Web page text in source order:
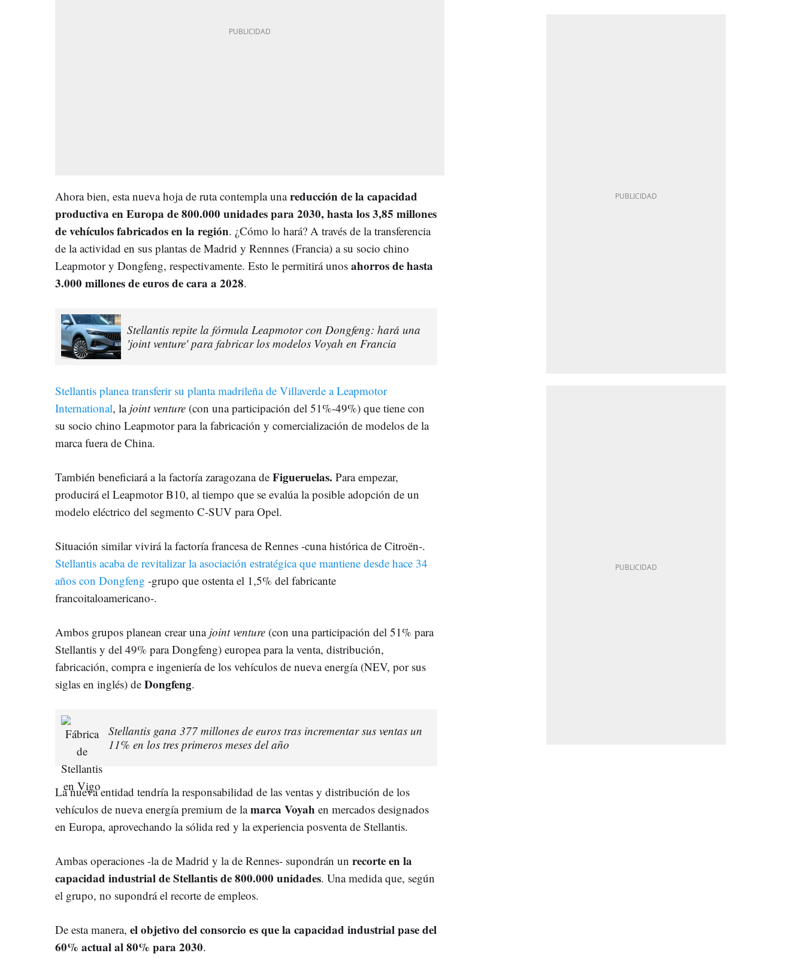
Ahora bien, esta nueva hoja de ruta contempla unareducción de la capacidad
productiva en Europa de 800.000 unidades para 2030, hasta los 3,85 millones
de vehículos fabricados en la región. ¿Cómo lo hará? A través de la transferencia
de la actividad en sus plantas de Madrid y Rennnes (Francia) a su socio chino
Leapmotor y Dongfeng, respectivamente. Esto le permitirá unos ahorros de hasta
3.000 millones de euros de cara a 2028.
Stellantis repite la fórmula Leapmotor con Dongfeng: hará una
'joint venture' para fabricar los modelos Voyah en Francia
Stellantis planea transferir su planta madrileña de Villaverde a Leapmotor
International, la joint venture (con una participación del 51%-49%) que tiene con
su socio chino Leapmotor para la fabricación y comercialización de modelos de la
marca fuera de China.
También beneficiará a la factoría zaragozana de Figueruelas. Para empezar,
producirá el Leapmotor B10, al tiempo que se evalúa la posible adopción de un
modelo eléctrico del segmento C-SUV para Opel.
Situación similar vivirá la factoría francesa de Rennes -cuna histórica de Citroën-.
Stellantis acaba de revitalizar la asociación estratégica que mantiene desde hace 34
años con Dongfeng -grupo que ostenta el 1,5% del fabricante
francoitaloamericano-.
Ambos grupos planean crear una joint venture (con una participación del 51% para
Stellantis y del 49% para Dongfeng) europea para la venta, distribución,
fabricación, compra e ingeniería de los vehículos de nueva energía (NEV, por sus
siglas en inglés) de Dongfeng.
Stellantis gana 377 millones de euros tras incrementar sus ventas un
11% en los tres primeros meses del año
La nueva entidad tendría la responsabilidad de las ventas y distribución de los
vehículos de nueva energía premium de lamarca Voyah en mercados designados
en Europa, aprovechando la sólida red y la experiencia posventa de Stellantis.
Ambas operaciones -la de Madrid y la de Rennes- supondrán un recorte en la
capacidad industrial de Stellantis de 800.000 unidades. Una medida que, según
el grupo, no supondrá el recorte de empleos.
De esta manera, el objetivo del consorcio es que la capacidad industrial pase del
60% actual al 80% para 2030.